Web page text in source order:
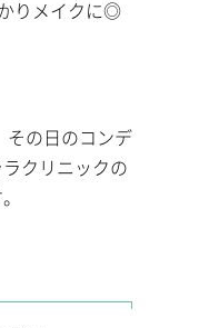
りメイクに◎
その日のコンデ
クリニックの